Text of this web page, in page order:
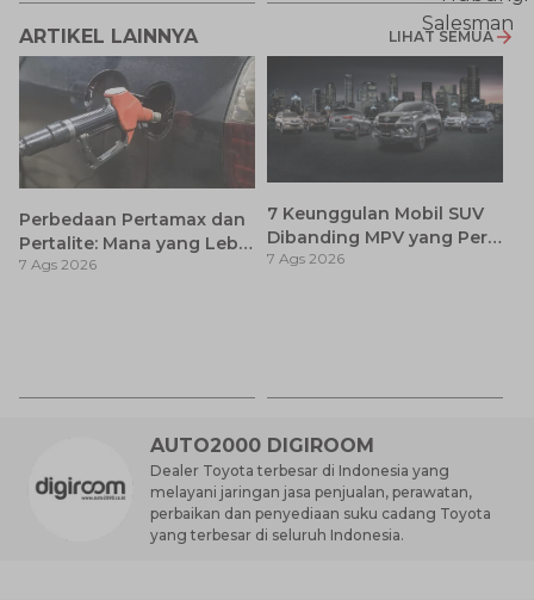
ARTIKEL LAINNYA LIHAT SEMUA
Perbedaan Pertamax dan
Pertalite: Mana yang Lebih
Baik untuk Mobil Toyota
7 Ags 2026
7 Keunggulan Mobil SUV
Dibanding MPV yang Perlu
Anda Ketahui
7 Ags 2026
AUTO2000 DIGIROOM
Dealer Toyota terbesar di Indonesia yang
melayani jaringan jasa penjualan, perawatan,
perbaikan dan penyediaan suku cadang Toyota
yang terbesar di seluruh Indonesia.